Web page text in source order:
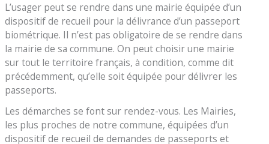
L’usager peut se rendre dans une mairie équipée d’un
dispositif de recueil pour la délivrance d’un passeport
biométrique. Il n’est pas obligatoire de se rendre dans
la mairie de sa commune. On peut choisir une mairie
sur tout le territoire français, à condition, comme dit
précédemment, qu’elle soit équipée pour délivrer les
passeports.
Les démarches se font sur rendez-vous. Les Mairies,
les plus proches de notre commune, équipées d’un
dispositif de recueil de demandes de passeports et